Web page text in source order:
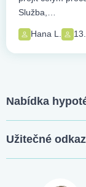
Služba,…
Hana L.
Nabídka
Užitečné